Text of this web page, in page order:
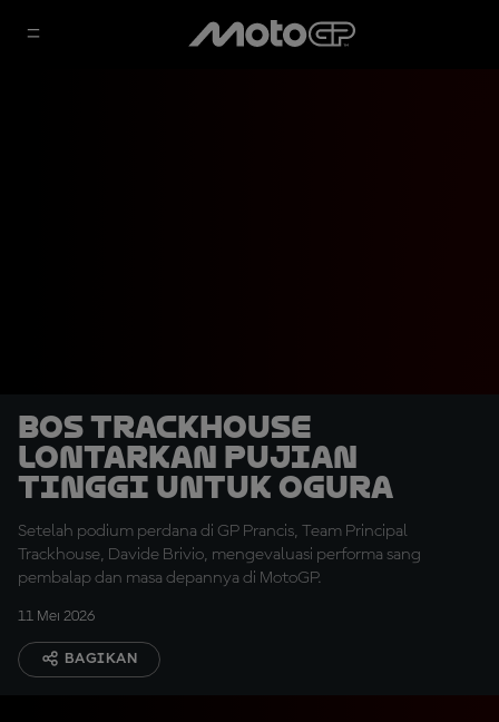
Bos Trackhouse
Lontarkan Pujian
Tinggi untuk Ogura
Setelah podium perdana di GP Prancis, Team Principal
Trackhouse, Davide Brivio, mengevaluasi performa sang
pembalap dan masa depannya di MotoGP.
11 Mei 2026
BAGIKAN